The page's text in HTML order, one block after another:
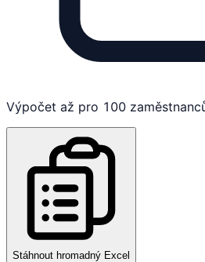
Výpočet až pro 100
Stáhnout hromadný Excel